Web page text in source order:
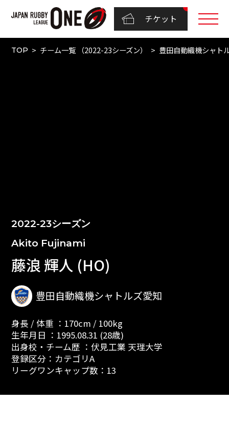
チケット
TOP チーム一覧 （2022-23シーズン） 豊田自動織機シャト
2022-23シーズン
Akito Fujinami
藤浪 輝人 (HO)
豊田自動織機シャトルズ愛知
身長 / 体重 ：170cm / 100kg
生年月日 ：1995.08.31 (28歳)
出身校・チーム歴 ：伏見工業 天理大学
登録区分：カテゴリA
リーグワンキャップ数：13